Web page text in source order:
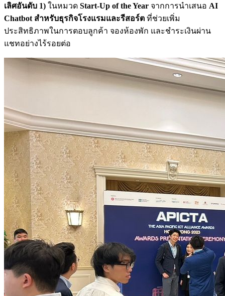
เลิศอันดับ 1) ในหมวด Start-Up of the Year จากการนำเสนอ AI
Chatbot สำหรับธุรกิจโรงแรมและรีสอร์ต ที่ช่วยเพิ่ม
ประสิทธิภาพในการตอบลูกค้า จองห้องพัก และชำระเงินผ่าน
แชทอย่างไร้รอยต่อ